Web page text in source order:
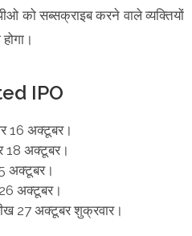
को सब्सक्राइब करने वाले व्यक्तियों
IPO
16 अक्टूबर।
18 अक्टूबर।
अक्टूबर।
अक्टूबर।
27 अक्टूबर शुक्रवार।